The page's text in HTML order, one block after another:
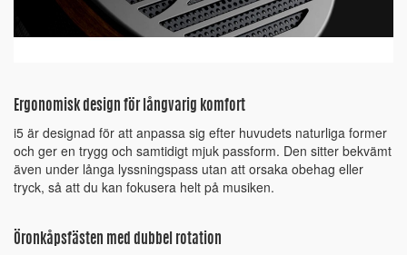
Ergonomisk design för långvarig komfort
i5 är designad för att anpassa sig efter huvudets naturliga former
och ger en trygg och samtidigt mjuk passform. Den sitter bekvämt
även under långa lyssningspass utan att orsaka obehag eller
tryck, så att du kan fokusera helt på musiken.
Öronkåpsfästen med dubbel rotation